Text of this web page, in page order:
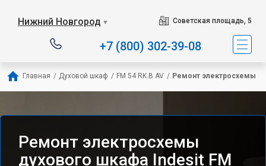
Нижний Новгород ▼ Советская площадь, 5
+7 (800) 302-39-08
Главная / Духовой шкаф / FM 54 RK.B AV / Ремонт электросхемы
Ремонт электросхемы
духового шкафа Indesit FM